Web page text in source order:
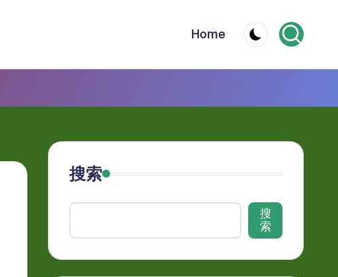
Home
搜索
搜
索